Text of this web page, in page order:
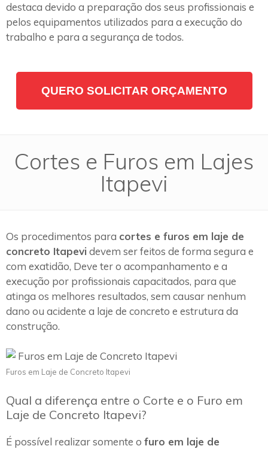
destaca devido a preparação dos seus profissionais e
pelos equipamentos utilizados para a execução do
trabalho e para a segurança de todos.
QUERO SOLICITAR ORÇAMENTO
Cortes e Furos em Lajes
Itapevi
Os procedimentos para cortes e furos em laje de
concreto Itapevi devem ser feitos de forma segura e
com exatidão, Deve ter o acompanhamento e a
execução por profissionais capacitados, para que
atinga os melhores resultados, sem causar nenhum
dano ou acidente a laje de concreto e estrutura da
construção.
Furos em Laje de Concreto Itapevi
Qual a diferença entre o Corte e o Furo em
Laje de Concreto Itapevi?
É possível realizar somente o furo em laje de